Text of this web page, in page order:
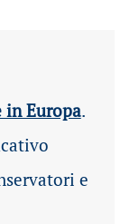
in Europa.
e